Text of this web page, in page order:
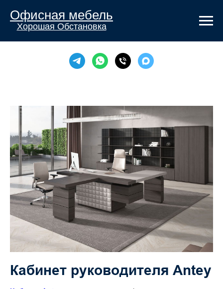
Офисная мебель
Хорошая Обстановка
Кабинет руководителя Antey